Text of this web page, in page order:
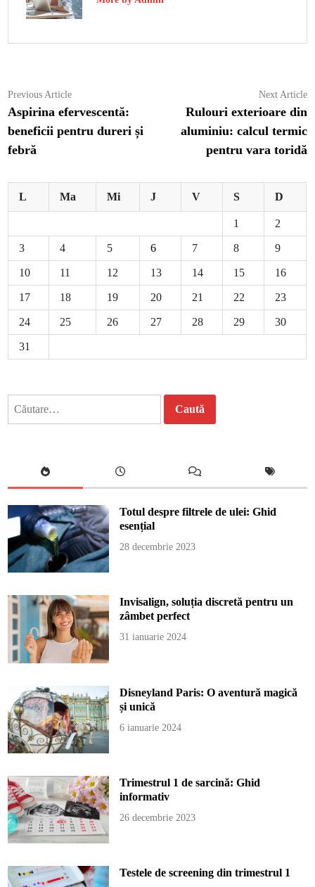
Navigare
în
articole
Previous ArticlePrevious
article:
Aspirina efervescentă:
beneficii pentru dureri și
febră
Next Article
Rulouri exterioare din
aluminiu: calcul termic
pentru vara toridă
L Ma Mi J V S D
1 2
3 4 5 6 7 8 9
10 11 12 13 14 15 16
17 18 19 20 21 22 23
24 25 26 27 28 29 30
31
Totul despre filtrele de ulei: Ghid
esențial
28 decembrie 2023
Invisalign, soluția discretă pentru un
zâmbet perfect
31 ianuarie 2024
Disneyland Paris: O aventură magică
și unică
6 ianuarie 2024
Trimestrul 1 de sarcină: Ghid
informativ
26 decembrie 2023
Testele de screening din trimestrul 1